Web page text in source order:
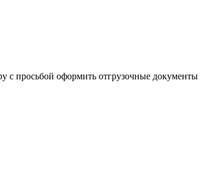
с просьбой оформить отгрузочные документы